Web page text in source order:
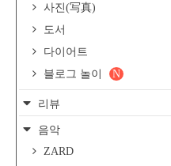
사진(写真)
도서
다이어트
블로그 놀이
N
리뷰
음악
ZARD